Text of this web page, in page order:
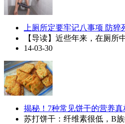
上厕所定要牢记八事项 防猝
【导读】近些年来，在厕所
14-03-30
揭秘！7种常见饼干的营养真
苏打饼干：纤维素很低，B